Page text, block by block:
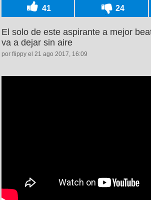
41 24
El solo de este aspirante a mejor
va a dejar sin aire
por flippy el 21 ago 2017, 16:09